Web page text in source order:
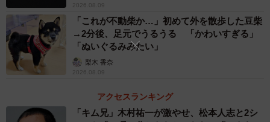
2026.08.09
「これが不動柴か…」初めて外を散歩した豆柴
→2分後、足元でうるうる 「かわいすぎる」
「ぬいぐるみみたい」
梨木 香奈
2026.08.09
アクセスランキング
「キム兄」木村祐一が激やせ、松本人志と2シ